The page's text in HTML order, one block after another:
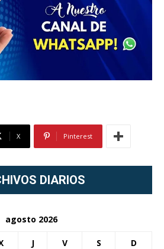
X Pinterest
DIARIOS
agosto 2026
J V S D